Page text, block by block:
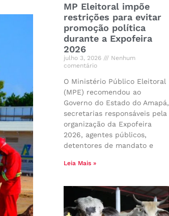
MP Eleitoral impõe
restrições para evitar
promoção política
durante a Expofeira
2026
julho 3, 2026
Nenhum
comentário
O Ministério Público Eleitoral
(MPE) recomendou ao
Governo do Estado do Amapá,
secretarias responsáveis pela
organização da Expofeira
2026, agentes públicos,
detentores de mandato e
Leia Mais »